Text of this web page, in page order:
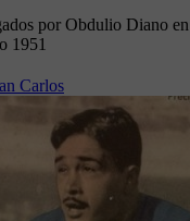
por Obdulio Diano en
1951
Carlos